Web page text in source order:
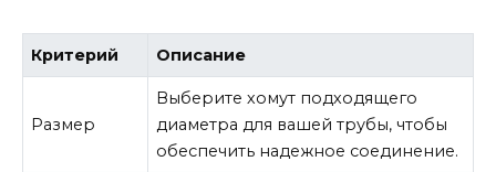
Критерий Описание
Размер
Выберите хомут подходящего
диаметра для вашей трубы, чтобы
обеспечить надежное соединение.